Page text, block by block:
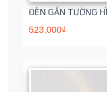
ĐÈN GẮN TƯỜNG
523,000₫